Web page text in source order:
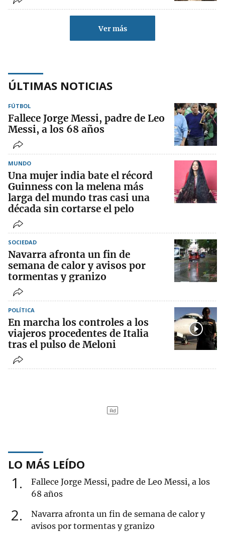
Ver más
ÚLTIMAS NOTICIAS
FÚTBOL
Fallece Jorge Messi, padre de Leo
Messi, a los 68 años
MUNDO
Una mujer india bate el récord
Guinness con la melena más
larga del mundo tras casi una
década sin cortarse el pelo
SOCIEDAD
Navarra afronta un fin de
semana de calor y avisos por
tormentas y granizo
POLÍTICA
En marcha los controles a los
viajeros procedentes de Italia
tras el pulso de Meloni
LO MÁS LEÍDO
1
Fallece Jorge Messi, padre de Leo Messi, a los
68 años
2
Navarra afronta un fin de semana de calor y
avisos por tormentas y granizo